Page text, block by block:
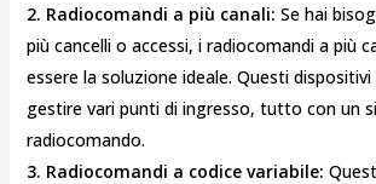
2. Radiocomandi a più canali: Se hai
più cancelli o accessi, i radiocomandi a più
essere la soluzione ideale. Questi
gestire vari punti di ingresso, tutto con un
radiocomando.
3. Radiocomandi a codice variabile: